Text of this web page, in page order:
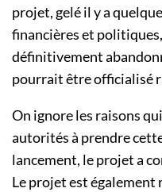
projet, gelé il y a
financières et
définitivement
pourrait être officialisé
On ignore les raisons
autorités à prendre
lancement, le projet a
Le projet est